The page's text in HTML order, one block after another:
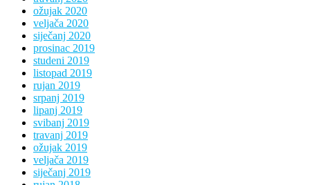
ožujak 2020
veljača 2020
siječanj 2020
prosinac 2019
studeni 2019
listopad 2019
rujan 2019
srpanj 2019
lipanj 2019
svibanj 2019
travanj 2019
ožujak 2019
veljača 2019
siječanj 2019